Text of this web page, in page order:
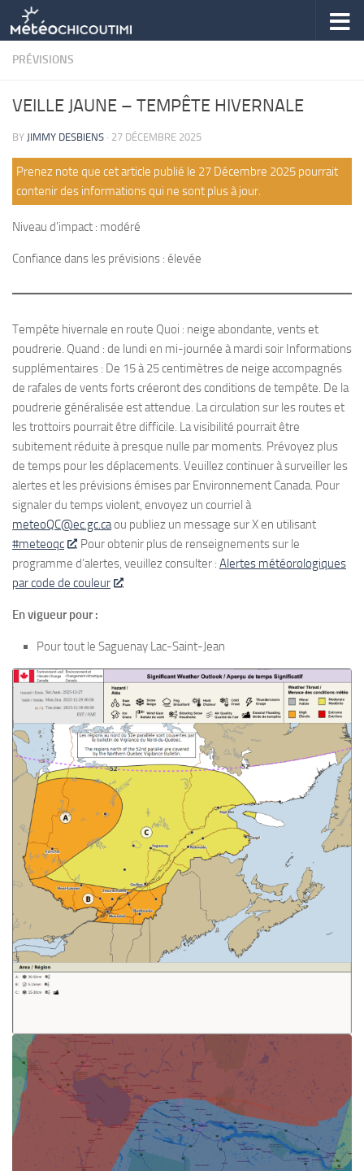
Skip to content
PRÉVISIONS
VEILLE JAUNE – TEMPÊTE HIVERNALE
BY JIMMY DESBIENS · 27 DÉCEMBRE 2025
Prenez note que cet article publié le 27 Décembre 2025 pourrait
contenir des informations qui ne sont plus à jour.
Niveau d’impact : modéré
Confiance dans les prévisions : élevée
Tempête hivernale en route Quoi : neige abondante, vents et
poudrerie. Quand : de lundi en mi-journée à mardi soir Informations
supplémentaires : De 15 à 25 centimètres de neige accompagnés
de rafales de vents forts créeront des conditions de tempête. De la
poudrerie généralisée est attendue. La circulation sur les routes et
les trottoirs pourrait être difficile. La visibilité pourrait être
subitement réduite à presque nulle par moments. Prévoyez plus
de temps pour les déplacements. Veuillez continuer à surveiller les
alertes et les prévisions émises par Environnement Canada. Pour
signaler du temps violent, envoyez un courriel à
meteoQC@ec.gc.caou publiez un message sur X en utilisant
#meteoqc
. Pour obtenir plus de renseignements sur le
programme d’alertes, veuillez consulter : Alertes météorologiques
par code de couleur
.
En vigueur pour :
Pour tout le Saguenay Lac-Saint-Jean